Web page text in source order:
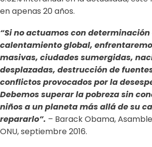
en apenas 20 años.
“Si no actuamos con
calentamiento global,
masivas, ciudades sumergidas,
desplazadas, destrucción de
conflictos provocados por la
Debemos superar la pobreza sin
niños a un planeta más allá de su
repararlo”. – Barack Obama,
ONU, septiembre 2016.